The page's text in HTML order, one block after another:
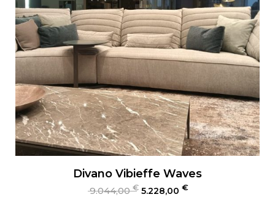
Divano Vibieffe Waves
9.044,00€ 5.228,00 €